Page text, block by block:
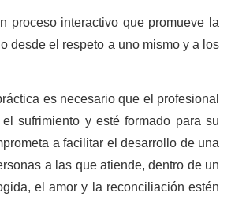
proceso interactivo que promueve la
desde el respeto a uno mismo y a los
es necesario que el profesional
sufrimiento y esté formado para su
a facilitar el desarrollo de una
a las que atiende, dentro de un
el amor y la reconciliación estén